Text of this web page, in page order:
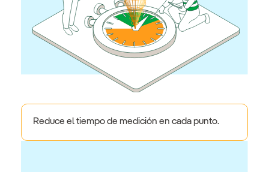
Reduce el tiempo de medición en cada punto.